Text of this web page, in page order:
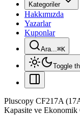
Kategoriler
Hakkımızda
Yazarlar
Kuponlar
Ara...⌘K
Toggle
Pluscopy CF217A
Kapasite ve Ekonomik